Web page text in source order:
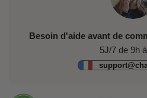
Besoin d'aide avant de
5J/7 de 9h